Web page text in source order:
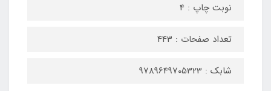
نوبت چاپ : 4
تعداد صفحات : 443
شابک : 9789649705323